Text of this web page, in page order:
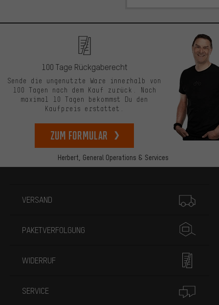
Herbert, General Operations & Services
100 Tage Rückgaberecht
Sende die ungenutzte Ware innerhalb von
100 Tagen nach dem Kauf zurück. Nach
maximal 10 Tagen bekommst Du den
Kaufpreis erstattet.
zum Formular
VERSAND
PAKETVERFOLGUNG
WIDERRUF
SERVICE